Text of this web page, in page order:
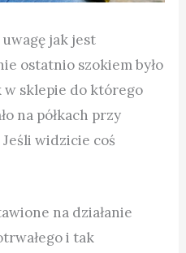
jak jest
ostatnio szokiem było
sklepie do którego
na półkach przy
Jeśli widzicie coś
na działanie
i tak